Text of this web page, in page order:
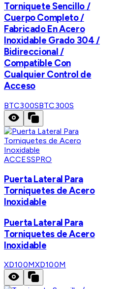
Torniquete Sencillo /
Cuerpo Completo /
Fabricado En Acero
Inoxidable Grado 304 /
Bidireccional /
Compatible Con
Cualquier Control de
Acceso
BTC300SBTC300S
ACCESSPRO
Puerta Lateral Para
Torniquetes de Acero
Inoxidable
Puerta Lateral Para
Torniquetes de Acero
Inoxidable
XD100MXD100M